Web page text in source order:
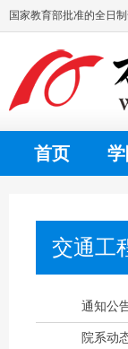
国家教育部批准的全日
首页
交通工
通知公
院系动